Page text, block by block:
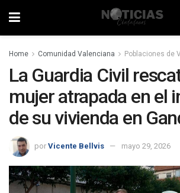
Home Comunidad Valenciana Poblaciones de
La Guardia Civil
mujer atrapada en el
de su vivienda en
por Vicente Bellvis mayo 29, 2026